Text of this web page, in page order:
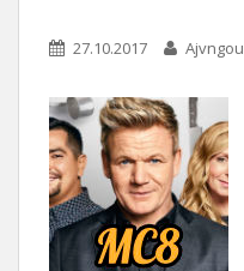
27.10.2017 Ajvngou